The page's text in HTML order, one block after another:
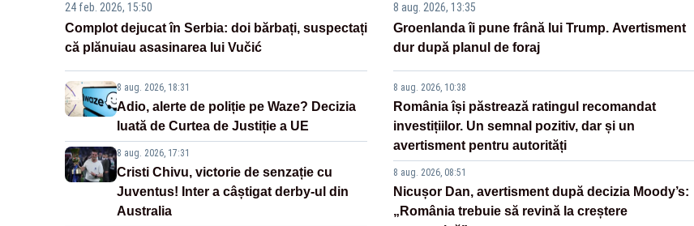
24 feb. 2026, 15:50
Complot dejucat în Serbia: doi bărbați, suspectați
că plănuiau asasinarea lui Vučić
8 aug. 2026, 18:31
Adio, alerte de poliție pe Waze? Decizia
luată de Curtea de Justiție a UE
8 aug. 2026, 17:31
Cristi Chivu, victorie de senzație cu
Juventus! Inter a câștigat derby-ul din
Australia
8 aug. 2026, 13:35
Groenlanda îi pune frână lui Trump. Avertisment
dur după planul de foraj
8 aug. 2026, 10:38
România își păstrează ratingul recomandat
investițiilor. Un semnal pozitiv, dar și un
avertisment pentru autorități
8 aug. 2026, 08:51
Nicușor Dan, avertisment după decizia Moody’s:
„România trebuie să revină la creștere